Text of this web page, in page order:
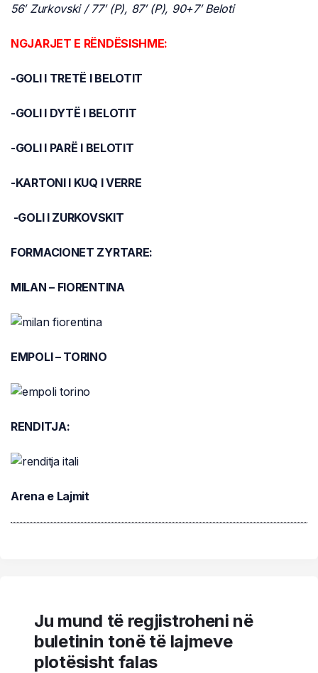
56′ Zurkovski / 77′ (P), 87′ (P), 90+7′ Beloti
NGJARJET E RËNDËSISHME:
-GOLI I TRETË I BELOTIT
-GOLI I DYTË I BELOTIT
-GOLI I PARË I BELOTIT
-KARTONI I KUQ I VERRE
-GOLI I ZURKOVSKIT
FORMACIONET ZYRTARE:
MILAN – FIORENTINA
EMPOLI – TORINO
RENDITJA:
Arena e Lajmit
Ju mund të regjistroheni në
buletinin tonë të lajmeve
plotësisht falas